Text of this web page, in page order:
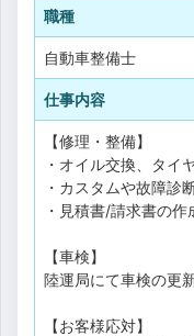
職種
自動車整備士
仕事内容
【修理・整備】
・オイル交換、タイ
・カスタムや故障診
・見積書/請求書の作
【車検】
陸運局にて車検の更
【お客様応対】